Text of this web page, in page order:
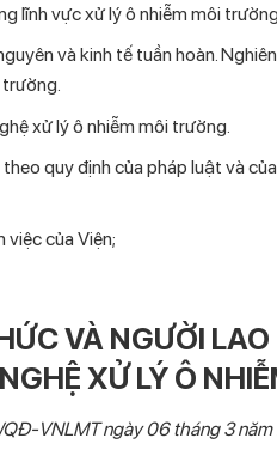
vực xử lý ô nhiễm môi
và kinh tế tuần hoàn.
xử lý ô nhiễm môi trường.
quy định của pháp luật và
việc của Viện;
VÀ NGƯỜI
XỬ LÝ Ô
VNLMT ngày 06 tháng 3